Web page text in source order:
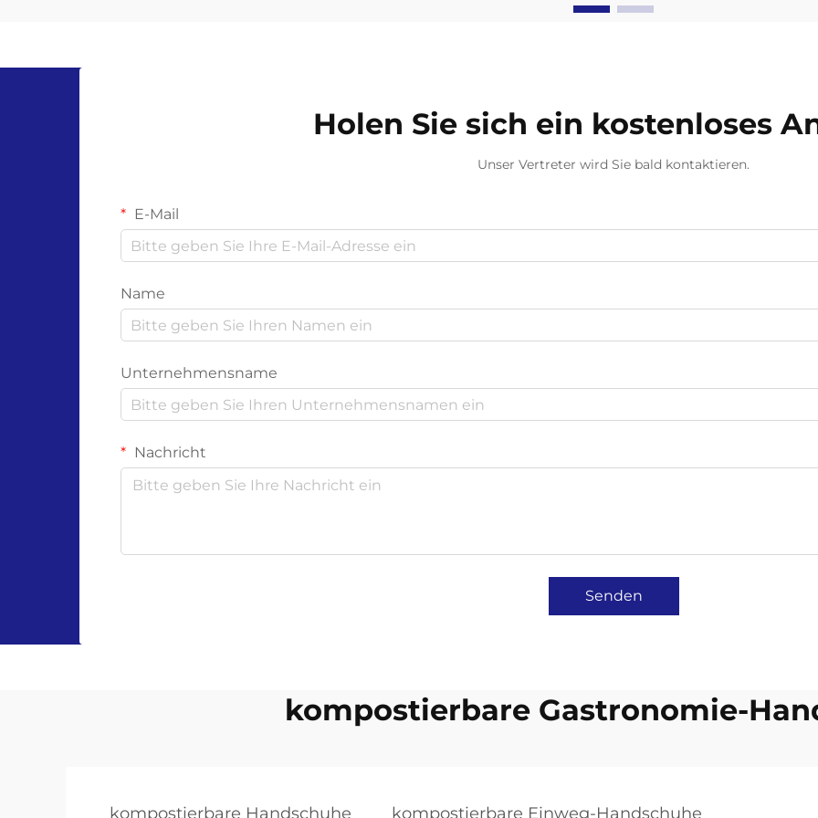
geworden. Diese innovativen
wie...
Holen Sie sich ein kostenloses
Unser Vertreter wird Sie bald kontaktieren.
E-Mail
Name
Unternehmensname
Nachricht
Senden
kompostierbare Gastronomie-
kompostierbare Handschuhe kompostierbare Einweg-Handschuhe